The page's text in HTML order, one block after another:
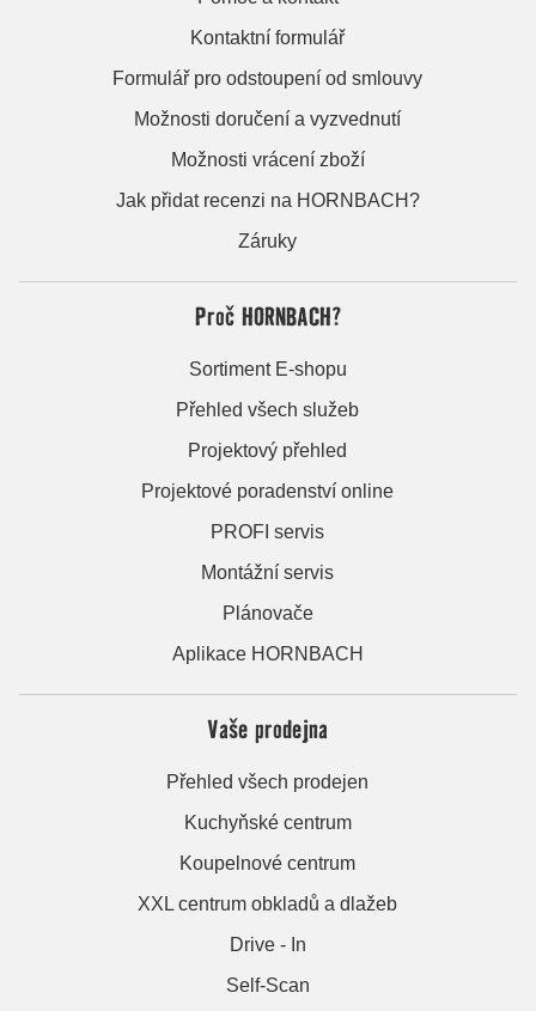
Kontaktní formulář
Formulář pro odstoupení od smlouvy
Možnosti doručení a vyzvednutí
Možnosti vrácení zboží
Jak přidat recenzi na HORNBACH?
Záruky
Proč HORNBACH?
Sortiment E-shopu
Přehled všech služeb
Projektový přehled
Projektové poradenství online
PROFI servis
Montážní servis
Plánovače
Aplikace HORNBACH
Vaše prodejna
Přehled všech prodejen
Kuchyňské centrum
Koupelnové centrum
XXL centrum obkladů a dlažeb
Drive - In
Self-Scan